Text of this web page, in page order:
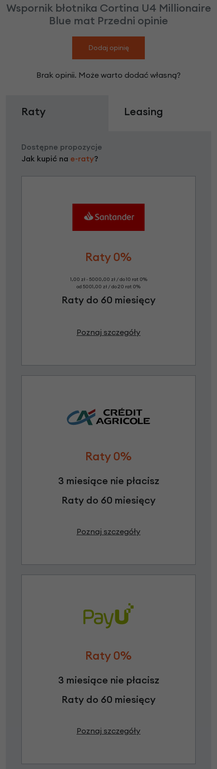
Wspornik błotnika Cortina U4 Millionaire
Blue mat Przedni opinie
Dodaj opinię
Brak opinii. Może warto dodać własną?
Raty Leasing
Dostępne propozycje
Jak kupić na e-raty?
Raty 0%
1,00 zł - 5000,00 zł / do 10 rat 0%
od 5001,00 zł / do 20 rat 0%
Raty do 60 miesięcy
Poznaj szczegóły
Raty 0%
3 miesiące nie płacisz
Raty do 60 miesięcy
Poznaj szczegóły
Raty 0%
3 miesiące nie płacisz
Raty do 60 miesięcy
Poznaj szczegóły